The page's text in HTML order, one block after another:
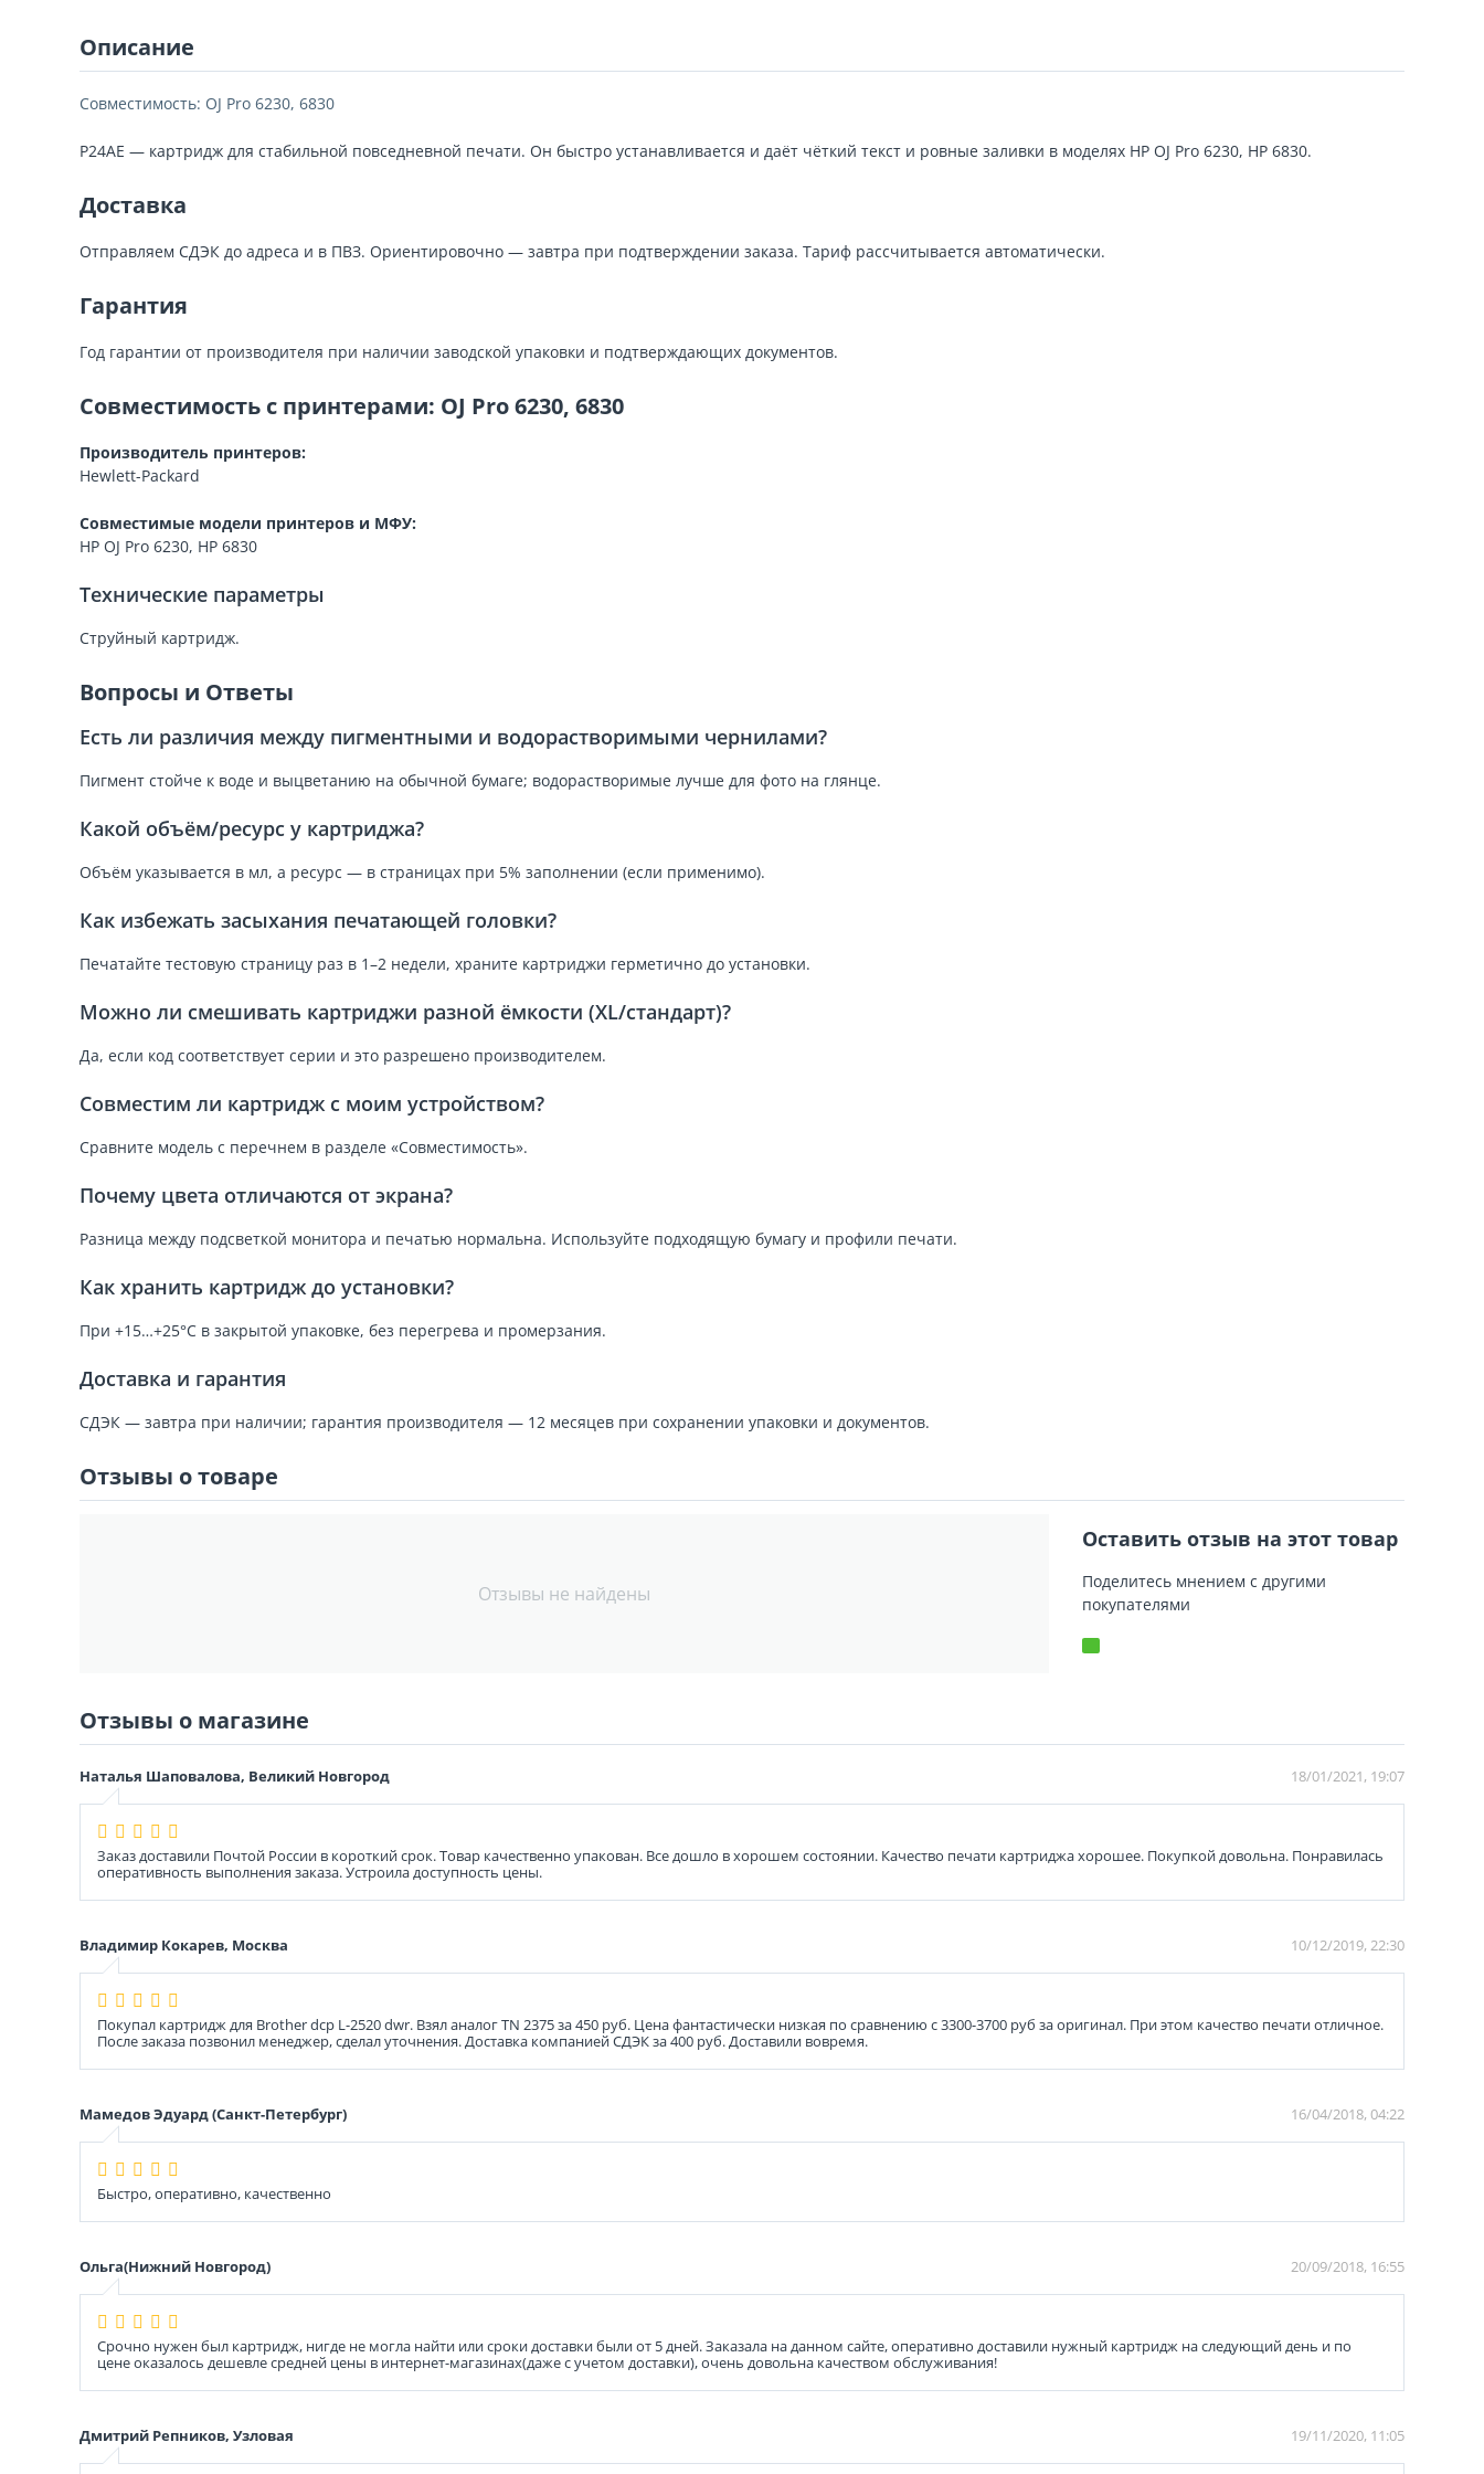
Описание
Совместимость: OJ Pro 6230, 6830
P24AE — картридж для стабильной повседневной печати. Он быстро устанавливается и даёт чёткий текст и ровные заливки в моделях HP OJ Pro 6230, HP 6830.
Доставка
Отправляем СДЭК до адреса и в ПВЗ. Ориентировочно — завтра при подтверждении заказа. Тариф рассчитывается автоматически.
Гарантия
Год гарантии от производителя при наличии заводской упаковки и подтверждающих документов.
Совместимость с принтерами: OJ Pro 6230, 6830
Производитель принтеров:
Hewlett-Packard
Совместимые модели принтеров и МФУ:
HP OJ Pro 6230, HP 6830
Технические параметры
Струйный картридж.
Вопросы и Ответы
Есть ли различия между пигментными и водорастворимыми чернилами?
Пигмент стойче к воде и выцветанию на обычной бумаге; водорастворимые лучше для фото на глянце.
Какой объём/ресурс у картриджа?
Объём указывается в мл, а ресурс — в страницах при 5% заполнении (если применимо).
Как избежать засыхания печатающей головки?
Печатайте тестовую страницу раз в 1–2 недели, храните картриджи герметично до установки.
Можно ли смешивать картриджи разной ёмкости (XL/стандарт)?
Да, если код соответствует серии и это разрешено производителем.
Совместим ли картридж с моим устройством?
Сравните модель с перечнем в разделе «Совместимость».
Почему цвета отличаются от экрана?
Разница между подсветкой монитора и печатью нормальна. Используйте подходящую бумагу и профили печати.
Как хранить картридж до установки?
При +15…+25°C в закрытой упаковке, без перегрева и промерзания.
Доставка и гарантия
СДЭК — завтра при наличии; гарантия производителя — 12 месяцев при сохранении упаковки и документов.
Отзывы о товаре
Отзывы не найдены
Оставить отзыв на этот товар
Поделитесь мнением с другими
покупателями
Отзывы о магазине
Наталья Шаповалова, Великий Новгород 18/01/2021, 19:07
Заказ доставили Почтой России в короткий срок. Товар качественно упакован. Все дошло в хорошем состоянии. Качество печати картриджа хорошее. Покупкой довольна. Понравилась
оперативность выполнения заказа. Устроила доступность цены.
Владимир Кокарев, Москва 10/12/2019, 22:30
Покупал картридж для Brother dcp L-2520 dwr. Взял аналог TN 2375 за 450 руб. Цена фантастически низкая по сравнению с 3300-3700 руб за оригинал. При этом качество печати отличное.
После заказа позвонил менеджер, сделал уточнения. Доставка компанией СДЭК за 400 руб. Доставили вовремя.
Мамедов Эдуард (Санкт-Петербург) 16/04/2018, 04:22
Быстро, оперативно, качественно
Ольга(Нижний Новгород) 20/09/2018, 16:55
Срочно нужен был картридж, нигде не могла найти или сроки доставки были от 5 дней. Заказала на данном сайте, оперативно доставили нужный картридж на следующий день и по
цене оказалось дешевле средней цены в интернет-магазинах(даже с учетом доставки), очень довольна качеством обслуживания!
Дмитрий Репников, Узловая 19/11/2020, 11:05